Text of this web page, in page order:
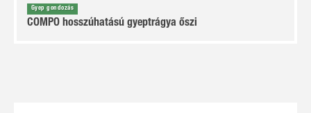
Gyep gondozás
COMPO hosszúhatású gyeptrágya őszi